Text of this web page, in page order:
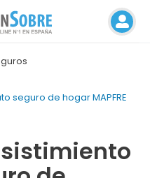
seguro de hogar MAPFRE